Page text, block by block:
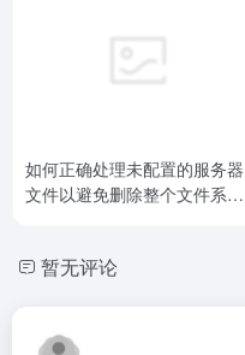
如何正确处理未配置的服务器
文件以避免删除整个文件系
暂无评论